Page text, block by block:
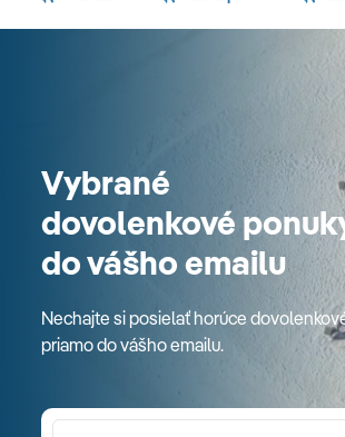
Vybrané
dovolenkové
do vášho emailu
Nechajte si posielať horúce
priamo do vášho emailu.